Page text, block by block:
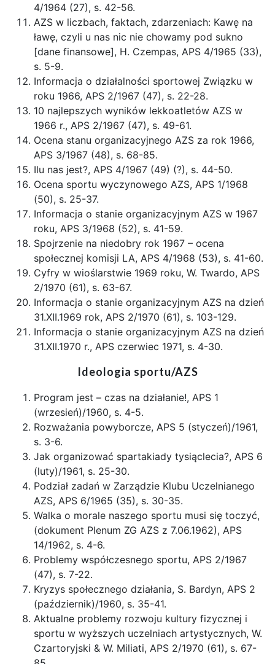
4/1964 (27), s. 42-56.
AZS w liczbach, faktach, zdarzeniach: Kawę na
ławę, czyli u nas nic nie chowamy pod sukno
[dane finansowe], H. Czempas, APS 4/1965 (33),
s. 5-9.
Informacja o działalności sportowej Związku w
roku 1966, APS 2/1967 (47), s. 22-28.
10 najlepszych wyników lekkoatletów AZS w
1966 r., APS 2/1967 (47), s. 49-61.
Ocena stanu organizacyjnego AZS za rok 1966,
APS 3/1967 (48), s. 68-85.
Ilu nas jest?, APS 4/1967 (49) (?), s. 44-50.
Ocena sportu wyczynowego AZS, APS 1/1968
(50), s. 25-37.
Informacja o stanie organizacyjnym AZS w 1967
roku, APS 3/1968 (52), s. 41-59.
Spojrzenie na niedobry rok 1967 – ocena
społecznej komisji LA, APS 4/1968 (53), s. 41-60.
Cyfry w wioślarstwie 1969 roku, W. Twardo, APS
2/1970 (61), s. 63-67.
Informacja o stanie organizacyjnym AZS na dzień
31.XII.1969 rok, APS 2/1970 (61), s. 103-129.
Informacja o stanie organizacyjnym AZS na dzień
31.XII.1970 r., APS czerwiec 1971, s. 4-30.
Ideologia sportu/AZS
Program jest – czas na działanie!, APS 1
(wrzesień)/1960, s. 4-5.
Rozważania powyborcze, APS 5 (styczeń)/1961,
s. 3-6.
Jak organizować spartakiady tysiąclecia?, APS 6
(luty)/1961, s. 25-30.
Podział zadań w Zarządzie Klubu Uczelnianego
AZS, APS 6/1965 (35), s. 30-35.
Walka o morale naszego sportu musi się toczyć,
(dokument Plenum ZG AZS z 7.06.1962), APS
14/1962, s. 4-6.
Problemy współczesnego sportu, APS 2/1967
(47), s. 7-22.
Kryzys społecznego działania, S. Bardyn, APS 2
(październik)/1960, s. 35-41.
Aktualne problemy rozwoju kultury fizycznej i
sportu w wyższych uczelniach artystycznych, W.
Czartoryjski & W. Miliati, APS 2/1970 (61), s. 67-